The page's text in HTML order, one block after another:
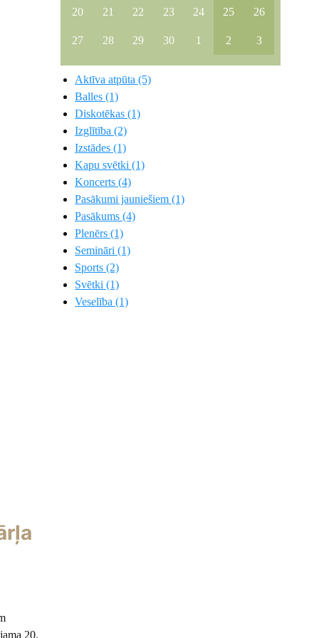
20.
20 21 22 23 24 25 26
27 28 29 30 1 2 3
Aktīva atpūta (5)
Balles (1)
Diskotēkas (1)
Izglītība (2)
Izstādes (1)
Kapu svētki (1)
Koncerts (4)
Pasākumi jauniešiem (1)
Pasākums (4)
Plenērs (1)
Semināri (1)
Sports (2)
Svētki (1)
Veselība (1)